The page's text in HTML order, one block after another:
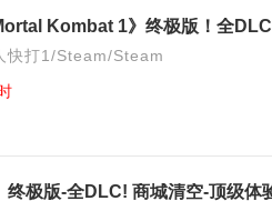
Kombat 1》终极版！全DLC
快打1/Steam/Steam